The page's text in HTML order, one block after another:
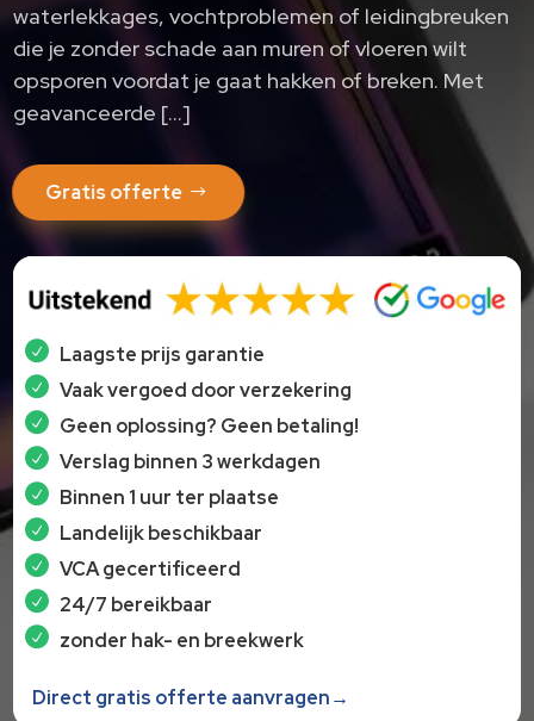
waterlekkages, vochtproblemen of leidingbreuken
die je zonder schade aan muren of vloeren wilt
opsporen voordat je gaat hakken of breken. Met
geavanceerde […]
Gratis offerte
Laagste prijs garantie
Vaak vergoed door verzekering
Geen oplossing? Geen betaling!
Verslag binnen 3 werkdagen
Binnen 1 uur ter plaatse
Landelijk beschikbaar
VCA gecertificeerd
24/7 bereikbaar
zonder hak- en breekwerk
Direct gratis offerte aanvragen→